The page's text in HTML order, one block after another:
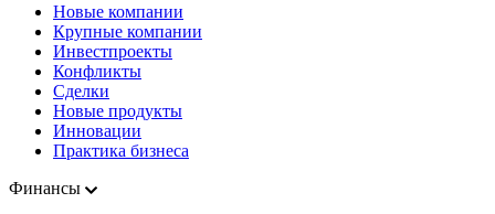
Новые компании
Крупные компании
Инвестпроекты
Конфликты
Сделки
Новые продукты
Инновации
Практика бизнеса
Финансы